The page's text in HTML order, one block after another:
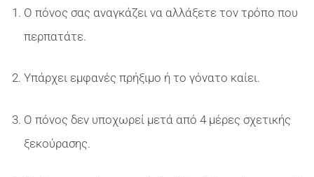
Ο πόνος σας αναγκάζει να αλλάξετε τον τρόπο που
περπατάτε.
Υπάρχει εμφανές πρήξιμο ή το γόνατο καίει.
Ο πόνος δεν υποχωρεί μετά από 4 μέρες σχετικής
ξεκούρασης.